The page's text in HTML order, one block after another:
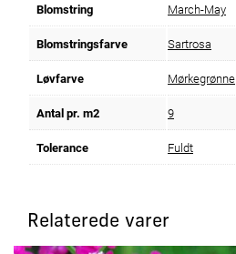
Blomstring March-May
Blomstringsfarve Sartrosa
Løvfarve Mørkegrønne
Antal pr. m2 9
Tolerance Fuldt
Relaterede varer